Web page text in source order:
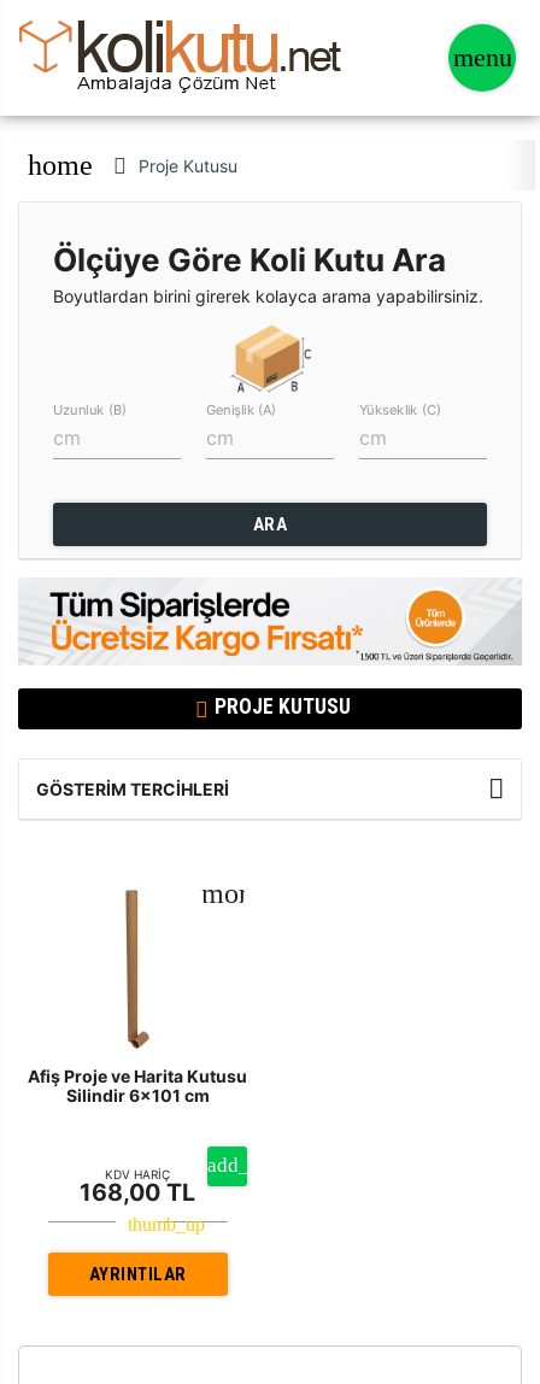
home Proje Kutusu
Ölçüye Göre Koli Kutu Ara
Boyutlardan birini girerek kolayca arama yapabilirsiniz.
Uzunluk (B) Genişlik (A) Yükseklik (C)
ARA
PROJE KUTUSU
GÖSTERIM TERCIHLERI
Afiş Proje ve Harita Kutusu
Silindir 6x101 cm
KDV HARİÇ
168,00 TL
AYRINTILAR